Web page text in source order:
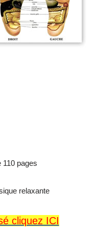
110 pages
relaxante
cliquez ICI